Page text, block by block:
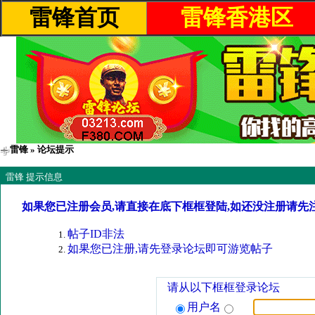
雷锋首页 雷锋香港区
雷锋 » 论坛提示
雷锋 提示信息
如果您已注册会员,请直接在底下框框登陆,如还没注册请先
帖子ID非法
如果您已注册,请先登录论坛即可游览帖子
请从以下框框登录论坛
用户名